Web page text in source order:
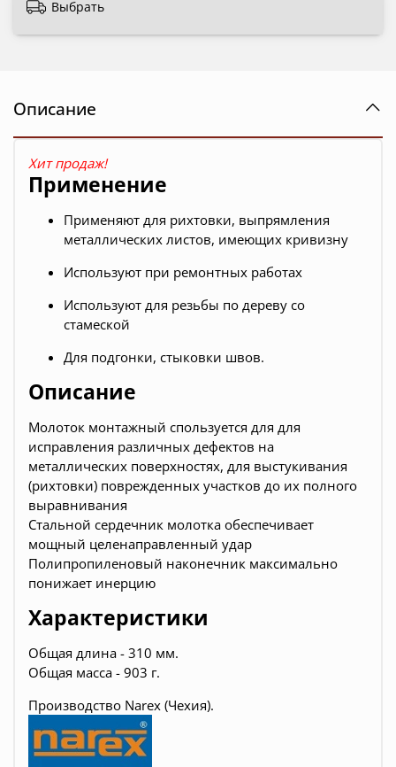
Выбрать
Описание
Хит продаж!
Применение
Применяют для рихтовки, выпрямления
металлических листов, имеющих кривизну
Используют при ремонтных работах
Используют для резьбы по дереву со
стамеской
Для подгонки, стыковки швов.
Описание
Молоток монтажный спользуется для для
исправления различных дефектов на
металлических поверхностях, для выстукивания
(рихтовки) поврежденных участков до их полного
выравнивания
Стальной сердечник молотка обеспечивает
мощный целенаправленный удар
Полипропиленовый наконечник максимально
понижает инерцию
Характеристики
Общая длина - 310 мм.
Общая масса - 903 г.
Производство Narex (Чехия).